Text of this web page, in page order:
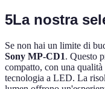
5La nostra
Se non hai un limite di
Sony MP-CD1. Questo
compatto, con una
tecnologia a LED. La